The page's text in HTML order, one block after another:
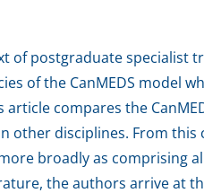
of postgraduate specialist
of the CanMEDS model
article compares the
other disciplines. From
broadly as comprising
the authors arrive at